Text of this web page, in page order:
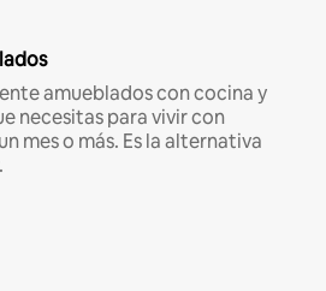
amueblados con cocina y
necesitas para vivir con
mes o más. Es la alternativa